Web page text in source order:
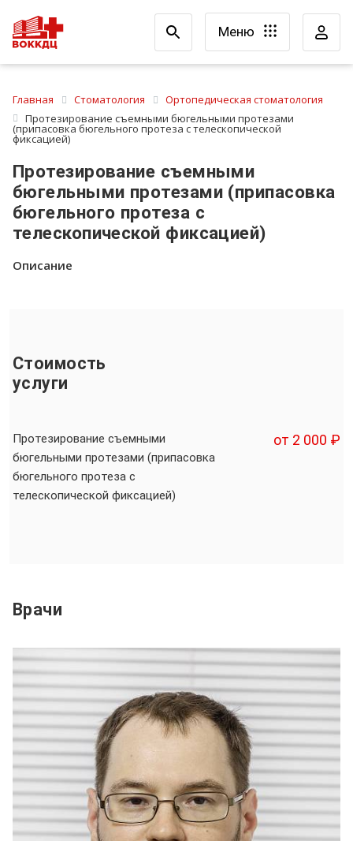
Меню
Главная Стоматология
Ортопедическая стоматология
Протезирование съемными бюгельными протезами
(припасовка бюгельного протеза с телескопической
фиксацией)
Протезирование съемными
бюгельными протезами (припасовка
бюгельного протеза с
телескопической фиксацией)
Описание
Стоимость
услуги
Протезирование съемными
бюгельными протезами (припасовка
бюгельного протеза с
телескопической фиксацией)
от 2 000 ₽
Врачи